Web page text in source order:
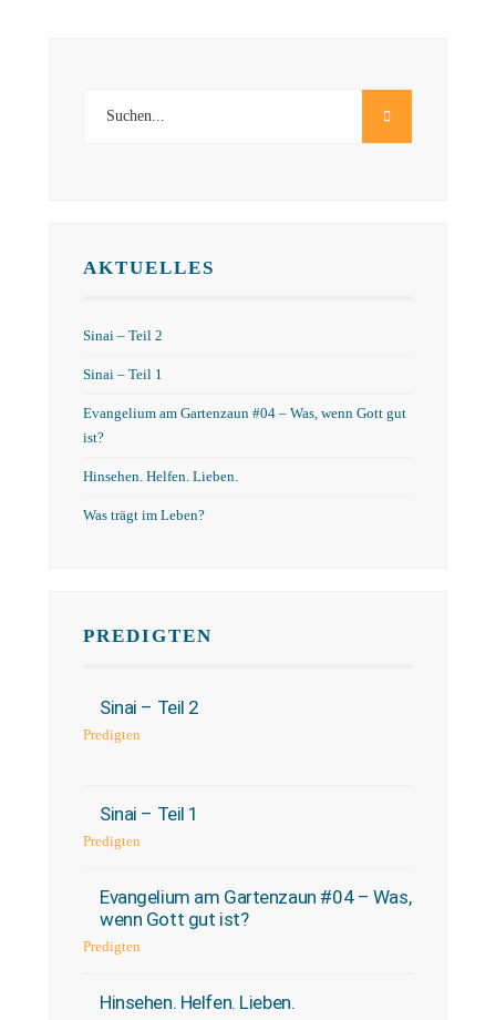
AKTUELLES
Sinai – Teil 2
Sinai – Teil 1
Evangelium am Gartenzaun #04 – Was, wenn Gott gut
ist?
Hinsehen. Helfen. Lieben.
Was trägt im Leben?
PREDIGTEN
Sinai – Teil 2
Predigten
Sinai – Teil 1
Predigten
Evangelium am Gartenzaun #04 – Was,
wenn Gott gut ist?
Predigten
Hinsehen. Helfen. Lieben.